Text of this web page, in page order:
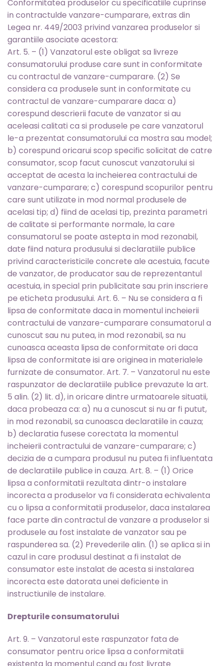
Conformitatea produselor cu specificatiile cuprinse
in contractulde vanzare-cumparare, extras din
Legea nr. 449/2003 privind vanzarea produselor si
garantiile asociate acestora:
Art. 5. – (1) Vanzatorul este obligat sa livreze
consumatorului produse care sunt in conformitate
cu contractul de vanzare-cumparare. (2) Se
considera ca produsele sunt in conformitate cu
contractul de vanzare-cumparare daca: a)
corespund descrierii facute de vanzator si au
aceleasi calitati ca si produsele pe care vanzatorul
le-a prezentat consumatorului ca mostra sau model;
b) corespund oricarui scop specific solicitat de catre
consumator, scop facut cunoscut vanzatorului si
acceptat de acesta la incheierea contractului de
vanzare-cumparare; c) corespund scopurilor pentru
care sunt utilizate in mod normal produsele de
acelasi tip; d) fiind de acelasi tip, prezinta parametri
de calitate si performante normale, la care
consumatorul se poate astepta in mod rezonabil,
date fiind natura produsului si declaratiile publice
privind caracteristicile concrete ale acestuia, facute
de vanzator, de producator sau de reprezentantul
acestuia, in special prin publicitate sau prin inscriere
pe eticheta produsului. Art. 6. – Nu se considera a fi
lipsa de conformitate daca in momentul incheierii
contractului de vanzare-cumparare consumatorul a
cunoscut sau nu putea, in mod rezonabil, sa nu
cunoasca aceasta lipsa de conformitate ori daca
lipsa de conformitate isi are originea in materialele
furnizate de consumator. Art. 7. – Vanzatorul nu este
raspunzator de declaratiile publice prevazute la art.
5 alin. (2) lit. d), in oricare dintre urmatoarele situatii,
daca probeaza ca: a) nu a cunoscut si nu ar fi putut,
in mod rezonabil, sa cunoasca declaratiile in cauza;
b) declaratia fusese corectata la momentul
incheierii contractului de vanzare-cumparare; c)
decizia de a cumpara produsul nu putea fi influentata
de declaratiile publice in cauza. Art. 8. – (1) Orice
lipsa a conformitatii rezultata dintr-o instalare
incorecta a produselor va fi considerata echivalenta
cu o lipsa a conformitatii produselor, daca instalarea
face parte din contractul de vanzare a produselor si
produsele au fost instalate de vanzator sau pe
raspunderea sa. (2) Prevederile alin. (1) se aplica si in
cazul in care produsul destinat a fi instalat de
consumator este instalat de acesta si instalarea
incorecta este datorata unei deficiente in
instructiunile de instalare.
Drepturile consumatorului
Art. 9. – Vanzatorul este raspunzator fata de
consumator pentru orice lipsa a conformitatii
existenta la momentul cand au fost livrate